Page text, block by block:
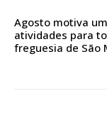
Acesso
assinantes
Agosto motiva
atividades para
freguesia de São